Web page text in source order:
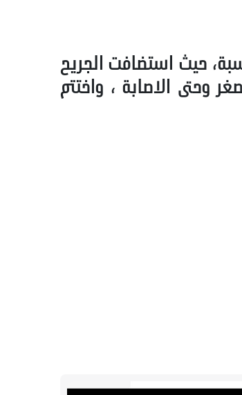
حيث استضافت الجريح
وحتى الاصابة ، واختتم